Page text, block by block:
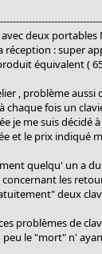
deux
: super
équivalent (
, problème
chaque fois un
je me suis
et le prix indiqué
quelqu' un a
les
deux
problèmes de
le "mort" n'